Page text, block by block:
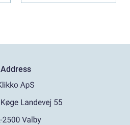
Address